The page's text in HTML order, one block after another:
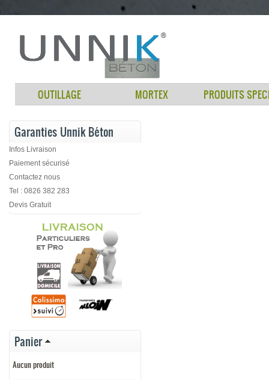
OUTILLAGE MORTEX PRODUITS
Garanties Unnik Béton
Infos Livraison
Paiement sécurisé
Contactez nous
Tel : 0826 382 283
Devis Gratuit
Panier
Aucun produit